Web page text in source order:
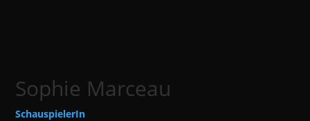
Sophie Marceau
SchauspielerIn